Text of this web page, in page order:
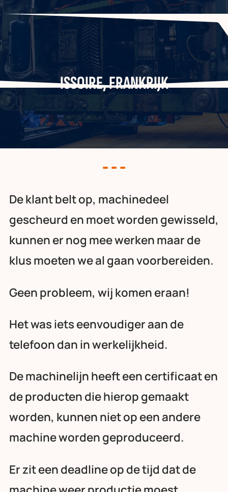
ISSOIRE, FRANKRIJK
De klant belt op, machinedeel
gescheurd en moet worden gewisseld,
kunnen er nog mee werken maar de
klus moeten we al gaan voorbereiden.
Geen probleem, wij komen eraan!
Het was iets eenvoudiger aan de
telefoon dan in werkelijkheid.
De machinelijn heeft een certificaat en
de producten die hierop gemaakt
worden, kunnen niet op een andere
machine worden geproduceerd.
Er zit een deadline op de tijd dat de